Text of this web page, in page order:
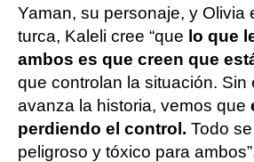
Yaman, su personaje, y Olivia
turca, Kaleli cree “que lo que
ambos es que creen que
que controlan la situación. Sin
avanza la historia, vemos que
perdiendo el control. Todo
peligroso y tóxico para